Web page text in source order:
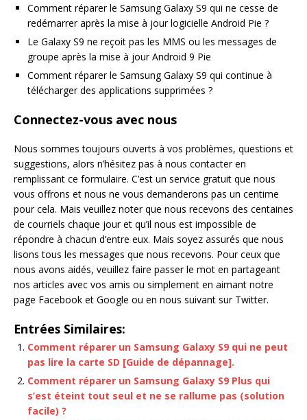
Comment réparer le Samsung Galaxy S9 qui ne cesse de
redémarrer après la mise à jour logicielle Android Pie ?
Le Galaxy S9 ne reçoit pas les MMS ou les messages de
groupe après la mise à jour Android 9 Pie
Comment réparer le Samsung Galaxy S9 qui continue à
télécharger des applications supprimées ?
Connectez-vous avec nous
Nous sommes toujours ouverts à vos problèmes, questions et
suggestions, alors n’hésitez pas à nous contacter en
remplissant ce formulaire. C’est un service gratuit que nous
vous offrons et nous ne vous demanderons pas un centime
pour cela. Mais veuillez noter que nous recevons des centaines
de courriels chaque jour et qu’il nous est impossible de
répondre à chacun d’entre eux. Mais soyez assurés que nous
lisons tous les messages que nous recevons. Pour ceux que
nous avons aidés, veuillez faire passer le mot en partageant
nos articles avec vos amis ou simplement en aimant notre
page Facebook et Google ou en nous suivant sur Twitter.
Entrées Similaires:
Comment réparer un Samsung Galaxy S9 qui ne peut
pas lire la carte SD [Guide de dépannage].
Comment réparer un Samsung Galaxy S9 Plus qui
s’est éteint tout seul et ne se rallume pas (solution
facile) ?